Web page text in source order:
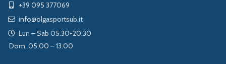
+39 095 377069
info@olgasportsub.it
Lun – Sab 05.30-20.30
Dom. 05.00 – 13.00